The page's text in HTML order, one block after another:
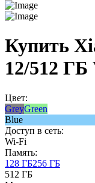
Купить
12/512
Цвет:
GreyGreen
Blue
Доступ в сеть:
Wi-Fi
Память:
128 ГБ256 ГБ
512 ГБ